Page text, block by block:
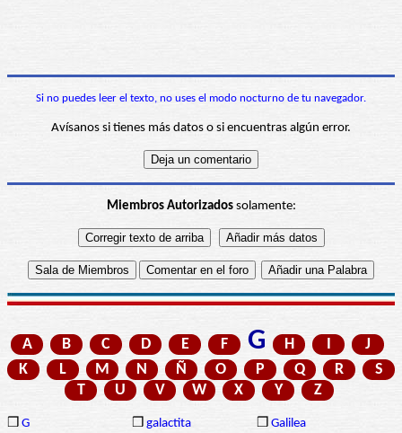
Si no puedes leer el texto, no uses el modo nocturno de tu navegador.
Avísanos si tienes más datos o si encuentras algún error.
Miembros Autorizadossolamente:
A B C D E F G H I
J
K
L M N Ñ O P Q R
S
T
U V W X Y Z
❒ G ❒ galactita ❒ Galilea